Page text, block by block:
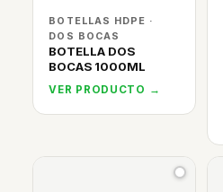
BOTELLAS HDPE ·
DOS BOCAS
BOTELLA DOS
BOCAS 1000ML
VER PRODUCTO →